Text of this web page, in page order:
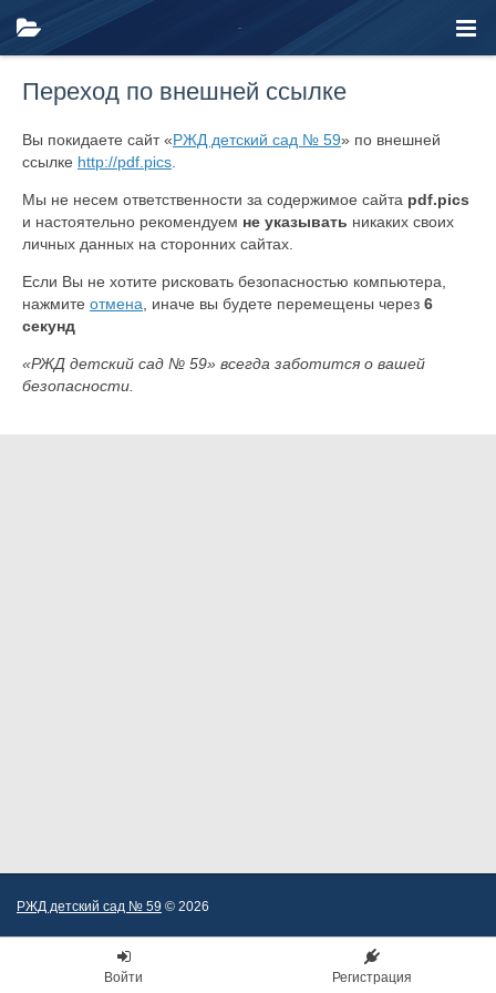
Переход по внешней ссылке
Вы покидаете сайт «РЖД детский сад № 59» по внешней
ссылке http://pdf.pics
Мы не несем ответственности за содержимое сайта pdf.pics
и настоятельно рекомендуем не указывать никаких своих
личных данных на сторонних сайтах.
Если Вы не хотите рисковать безопасностью компьютера,
нажмите отмена , иначе вы будете перемещены через 6
секунд
«РЖД детский сад № 59» всегда заботится о вашей
безопасности.
РЖД детский сад № 59 © 2026
Войти Регистрация